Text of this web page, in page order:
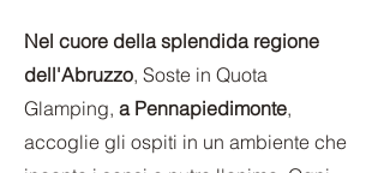
Nel cuore della splendida regione
dell'Abruzzo, Soste in Quota
Glamping, a Pennapiedimonte,
accoglie gli ospiti in un ambiente che